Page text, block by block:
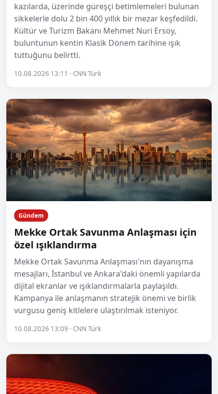
kazılarda, üzerinde güreşçi betimlemeleri bulunan
sikkelerle dolu 2 bin 400 yıllık bir mezar keşfedildi.
Kültür ve Turizm Bakanı Mehmet Nuri Ersoy,
buluntunun kentin Klasik Dönem tarihine ışık
tuttuğunu belirtti.
10.08.2026 13:11 · CNN Türk
Gündem
Mekke Ortak Savunma Anlaşması için
özel ışıklandırma
Mekke Ortak Savunma Anlaşması'nın dayanışma
mesajları, İstanbul ve Ankara'daki önemli yapılarda
dijital ekranlar ve ışıklandırmalarla paylaşıldı.
Kampanya ile anlaşmanın stratejik önemi ve birlik
vurgusu geniş kitlelere ulaştırılmak isteniyor.
10.08.2026 13:09 · CNN Türk